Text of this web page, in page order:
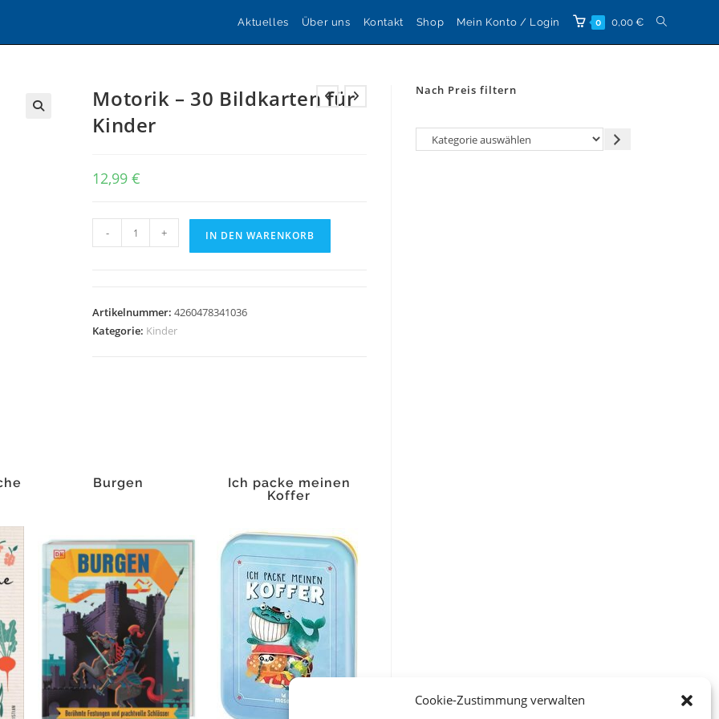
Cookie-Zustimmung verwalten
Aktuelles Über uns Kontakt Shop Mein Konto / Login 0 0,00 € Website-
Motorik – 30 Bildkarten für
Kinder
12,99€
-
für
Kinder
- + IN DEN WARENKORB
Artikelnummer:4260478341036
Kategorie: Kinder
Burgen
Ich packe meinen
Koffer
Nach Preis filtern
Kategorie